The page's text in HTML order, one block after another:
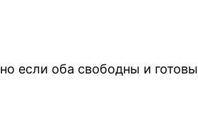
если оба свободны и